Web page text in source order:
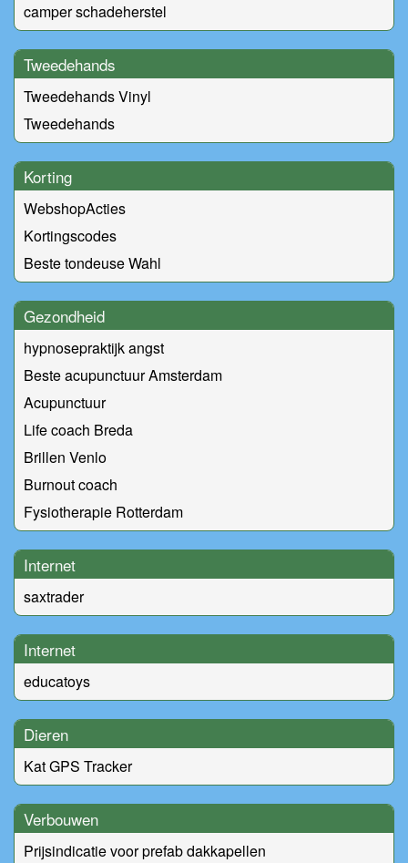
camper schadeherstel
Tweedehands
Tweedehands Vinyl
Tweedehands
Korting
WebshopActies
Kortingscodes
Beste tondeuse Wahl
Gezondheid
hypnosepraktijk angst
Beste acupunctuur Amsterdam
Acupunctuur
Life coach Breda
Brillen Venlo
Burnout coach
Fysiotherapie Rotterdam
Internet
saxtrader
Internet
educatoys
Dieren
Kat GPS Tracker
Verbouwen
Prijsindicatie voor prefab dakkapellen